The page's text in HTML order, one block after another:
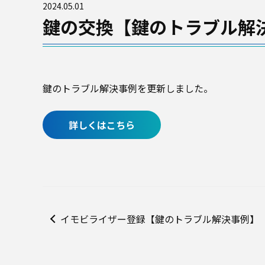
2024.05.01
鍵の交換【鍵のトラブル解
鍵のトラブル解決事例を更新しました。
詳しくはこちら
イモビライザー登録【鍵のトラブル解決事例】